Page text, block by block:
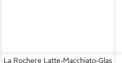
La Rochere Latte-Macchiato-Glas